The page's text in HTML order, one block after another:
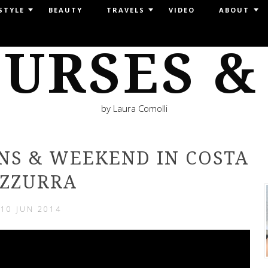
BEAUTY TRAVELS VIDEO ABOUT
by Laura Comolli
& WEEKEND IN COSTA
10 JUN 2014